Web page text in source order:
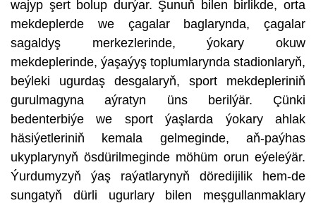
wajyp şert bolup durýar. Şunuň bilen birlikde, orta
mekdeplerde we çagalar baglarynda, çagalar
sagaldyş merkezlerinde, ýokary okuw
mekdeplerinde, ýaşaýyş toplumlarynda stadionlaryň,
beýleki ugurdaş desgalaryň, sport mekdepleriniň
gurulmagyna aýratyn üns berilýär. Çünki
bedenterbiýe we sport ýaşlarda ýokary ahlak
häsiýetleriniň kemala gelmeginde, aň-paýhas
ukyplarynyň ösdürilmeginde möhüm orun eýeleýär.
Ýurdumyzyň ýaş raýatlarynyň döredijilik hem-de
sungatyň dürli ugurlary bilen meşgullanmaklary